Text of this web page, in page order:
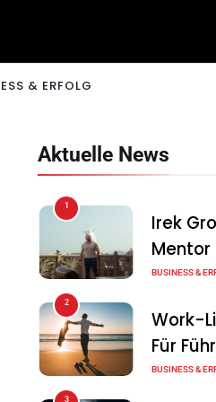
& ERFOLG
Aktuelle News
1
Irek
Mentor
BUSINESS &
2
Work-
Für
Illusion
BUSINESS &
3